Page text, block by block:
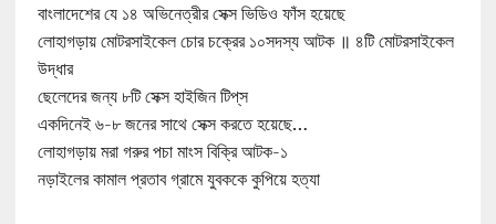
বাংলাদেশের যে ১৪ অভিনেত্রীর সেক্স ভিডিও ফাঁস হয়েছে
লোহাগড়ায় মোটরসাইকেল চোর চক্রের ১০সদস্য আটক ॥ ৪টি মোটরসাইকেল
উদ্ধার
ছেলেদের জন্য ৮টি সেক্স হাইজিন টিপ্‌স
একদিনেই ৬-৮ জনের সাথে সেক্স করতে হয়েছে…
লোহাগড়ায় মরা গরুর পচা মাংস বিক্রি আটক-১
নড়াইলের কামাল প্রতাব গ্রামে যুবককে কুপিয়ে হত্যা